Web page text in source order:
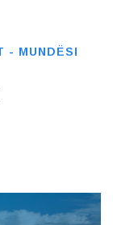
- MUNDËSI